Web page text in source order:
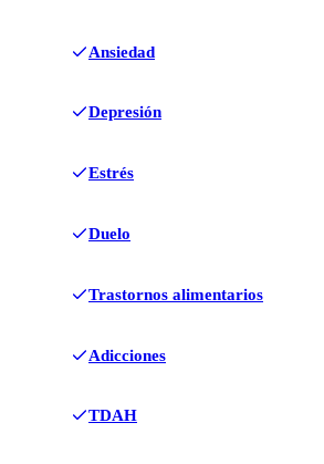
Ansiedad
Depresión
Estrés
Duelo
Trastornos alimentarios
Adicciones
TDAH